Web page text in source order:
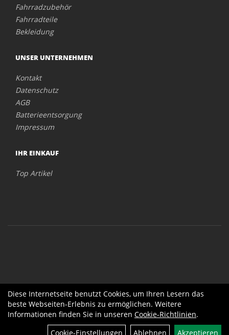
Fahrradzubehör
Fahrradteile
Bekleidung
UNSER UNTERNEHMEN
Kontakt
Datenschutz
AGB
Batterieentsorgung
Impressum
IHR EINKAUF
Top Artikel
Diese Internetseite benutzt Cookies, um Ihren Lesern das
beste Webseiten-Erlebnis zu ermöglichen. Weitere
Informationen finden Sie in unseren Cookie-Richtlinien.
Cookie-Einstellungen
Ablehnen Akzeptieren